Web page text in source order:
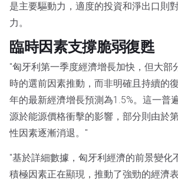
是主要驅動力，適度的投資和淨出口則
力。
臨時因素支撐脆弱復甦
"匈牙利第一季度經濟增長加快，但大部
時的選前因素推動，而非明確且持續的
年的最新經濟增長預測為1.5%。這一普
源於能源價格衝擊的影響，部分則由於
性因素逐漸消退。"
"基於詳細數據，匈牙利經濟的前景變化
積極因素正在顯現，推動了強勁的經濟